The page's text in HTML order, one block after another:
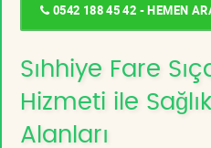
0542 188 45 42 - HEMEN
Sıhhiye Fare
Hizmeti ile
Alanları